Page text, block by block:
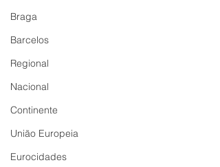
Braga
Barcelos
Regional
Nacional
Continente
União Europeia
Eurocidades